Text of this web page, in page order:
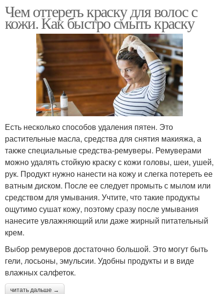
Чем оттереть краску для волос с
кожи. Как быстро смыть краску
Есть несколько способов удаления пятен. Это
растительные масла, средства для снятия макияжа, а
также специальные средства-ремуверы. Ремуверами
можно удалять стойкую краску с кожи головы, шеи, ушей,
рук. Продукт нужно нанести на кожу и слегка потереть ее
ватным диском. После ее следует промыть с мылом или
средством для умывания. Учтите, что такие продукты
ощутимо сушат кожу, поэтому сразу после умывания
нанесите увлажняющий или даже жирный питательный
крем.
Выбор ремуверов достаточно большой. Это могут быть
гели, лосьоны, эмульсии. Удобны продукты и в виде
влажных салфеток.
читать дальше →